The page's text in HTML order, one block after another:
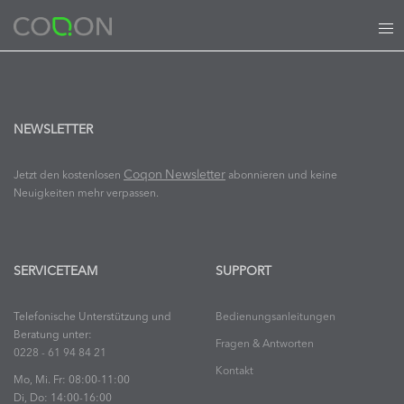
Inhalt
NEWSLETTER
Jetzt den kostenlosen Coqon Newsletter abonnieren und keine
Neuigkeiten mehr verpassen.
SERVICETEAM
Telefonische Unterstützung und
Beratung unter:
0228 - 61 94 84 21
Mo, Mi. Fr: 08:00-11:00
Di, Do: 14:00-16:00
SUPPORT
Bedienungsanleitungen
Fragen & Antworten
Kontakt